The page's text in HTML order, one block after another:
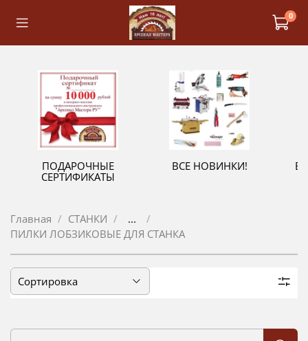
0
ПОДАРОЧНЫЕ
СЕРТИФИКАТЫ
ВСЕ НОВИНКИ!
Главная СТАНКИ
...
ПИЛКИ ЛОБЗИКОВЫЕ ДЛЯ СТАНКА